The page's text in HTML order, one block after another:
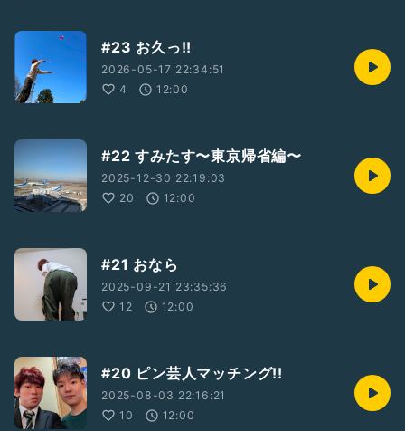
#23 お久っ!!
2026-05-17 22:34:51
4
12:00
#22 すみたす〜東京帰省編〜
2025-12-30 22:19:03
20
12:00
#21 おなら
2025-09-21 23:35:36
12
12:00
#20 ピン芸人マッチング!!
2025-08-03 22:16:21
10
12:00